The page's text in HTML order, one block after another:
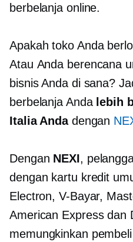
berbelanja online.
Apakah toko Anda
Atau Anda berencana
bisnis Anda di sana?
berbelanja Anda lebih
Italia Andadengan
Dengan NEXI,
dengan kartu kredit
Electron,V-Bayar,
American Express dan
memungkinkan